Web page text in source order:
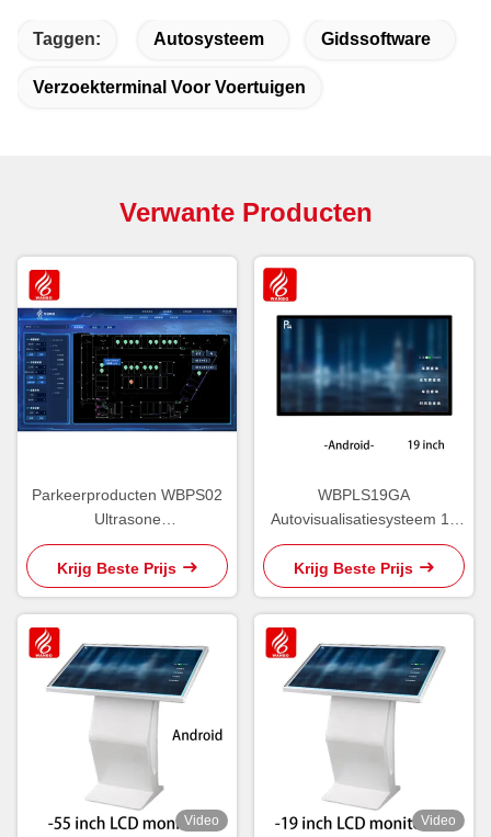
Taggen: Autosysteem Gidssoftware
Verzoekterminal Voor Voertuigen
Verwante Producten
Parkeerproducten WBPS02
Ultrasone
Parkeerbegeleidingssoftware
V6.0
Krijg Beste Prijs
WBPLS19GA
Autovisualisatiesysteem 19
inch Vehicle Inquiry Terminal
Krijg Beste Prijs
Video Video